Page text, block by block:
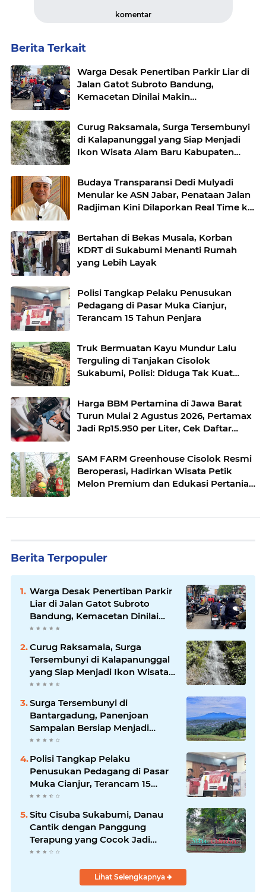
komentar
Berita Terkait
Warga Desak Penertiban Parkir Liar di
Jalan Gatot Subroto Bandung,
Kemacetan Dinilai Makin
Curug Raksamala, Surga Tersembunyi
di Kalapanunggal yang Siap Menjadi
Ikon Wisata Alam Baru Kabupaten
Budaya Transparansi Dedi Mulyadi
Menular ke ASN Jabar, Penataan Jalan
Radjiman Kini Dilaporkan Real Time ke
Bertahan di Bekas Musala, Korban
KDRT di Sukabumi Menanti Rumah
yang Lebih Layak
Polisi Tangkap Pelaku Penusukan
Pedagang di Pasar Muka Cianjur,
Terancam 15 Tahun Penjara
Truk Bermuatan Kayu Mundur Lalu
Terguling di Tanjakan Cisolok
Sukabumi, Polisi: Diduga Tak Kuat
Harga BBM Pertamina di Jawa Barat
Turun Mulai 2 Agustus 2026, Pertamax
Jadi Rp15.950 per Liter, Cek Daftar
SAM FARM Greenhouse Cisolok Resmi
Beroperasi, Hadirkan Wisata Petik
Melon Premium dan Edukasi Pertanian
Berita Terpopuler
Warga Desak Penertiban Parkir
Liar di Jalan Gatot Subroto
Bandung, Kemacetan Dinilai
Makin Mengkhawatirkan
Curug Raksamala, Surga
Tersembunyi di Kalapanunggal
yang Siap Menjadi Ikon Wisata
Alam Baru Kabupaten
Surga Tersembunyi di
Bantargadung, Panenjoan
Sampalan Bersiap Menjadi
Destinasi Desa Wisata Baru
Sukabumi
Polisi Tangkap Pelaku
Penusukan Pedagang di Pasar
Muka Cianjur, Terancam 15
Tahun Penjara
Situ Cisuba Sukabumi, Danau
Cantik dengan Panggung
Terapung yang Cocok Jadi
Destinasi Libur Akhir Pekan
Lihat Selengkapnya